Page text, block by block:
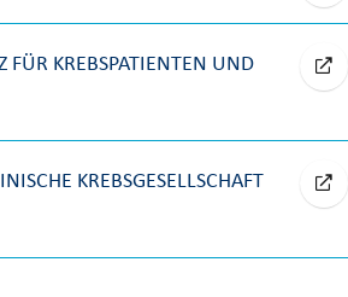
FÜR KREBSPATIENTEN UND
KREBSGESELLSCHAFT